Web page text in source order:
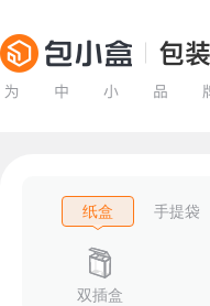
纸盒 手提袋
双插盒